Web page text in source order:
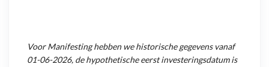
VoorManifestinghebben we historische gegevens vanaf
01-06-2026, de hypothetische eerst investeringsdatum is